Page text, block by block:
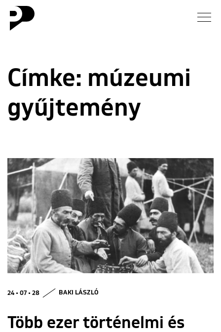
Galéria
Interjú
Rólunk
ENGLISH
Címke: múzeumi
gyűjtemény
24 • 07 • 28 BAKI LÁSZLÓ
Több ezer történelmi és